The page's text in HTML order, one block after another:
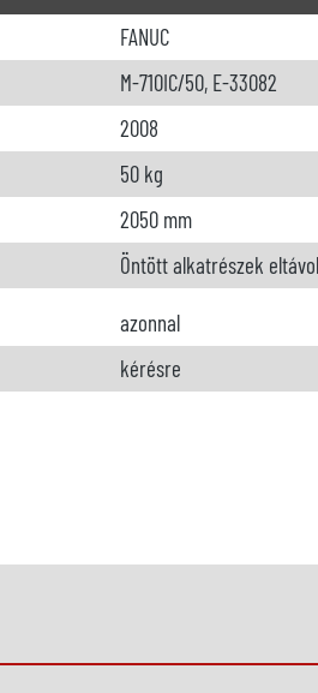
FANUC
M-710IC/50, E-33082
2008
50 kg
2050 mm
Öntött alkatrészek
azonnal
kérésre